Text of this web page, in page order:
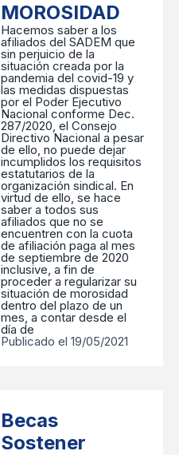
MOROSIDAD
Hacemos saber a los
afiliados del SADEM que
sin perjuicio de la
situación creada por la
pandemia del covid-19 y
las medidas dispuestas
por el Poder Ejecutivo
Nacional conforme Dec.
287/2020, el Consejo
Directivo Nacional a pesar
de ello, no puede dejar
incumplidos los requisitos
estatutarios de la
organización sindical. En
virtud de ello, se hace
saber a todos sus
afiliados que no se
encuentren con la cuota
de afiliación paga al mes
de septiembre de 2020
inclusive, a fin de
proceder a regularizar su
situación de morosidad
dentro del plazo de un
mes, a contar desde el
día de
Publicado el 19/05/2021
Becas
Sostener